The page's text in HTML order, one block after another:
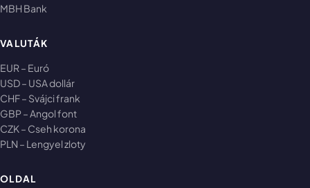
MBH Bank
VALUTÁK
EUR – Euró
USD – USA dollár
CHF – Svájci frank
GBP – Angol font
CZK – Cseh korona
PLN – Lengyel zloty
OLDAL